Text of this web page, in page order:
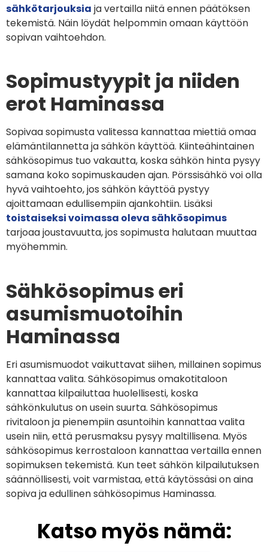
sähkötarjouksia ja vertailla niitä ennen päätöksen
tekemistä. Näin löydät helpommin omaan käyttöön
sopivan vaihtoehdon.
Sopimustyypit ja niiden
erot Haminassa
Sopivaa sopimusta valitessa kannattaa miettiä omaa
elämäntilannetta ja sähkön käyttöä. Kiinteähintainen
sähkösopimus tuo vakautta, koska sähkön hinta pysyy
samana koko sopimuskauden ajan. Pörssisähkö voi olla
hyvä vaihtoehto, jos sähkön käyttöä pystyy
ajoittamaan edullisempiin ajankohtiin. Lisäksi
toistaiseksi voimassa oleva sähkösopimus
tarjoaa joustavuutta, jos sopimusta halutaan muuttaa
myöhemmin.
Sähkösopimus eri
asumismuotoihin
Haminassa
Eri asumismuodot vaikuttavat siihen, millainen sopimus
kannattaa valita. Sähkösopimus omakotitaloon
kannattaa kilpailuttaa huolellisesti, koska
sähkönkulutus on usein suurta. Sähkösopimus
rivitaloon ja pienempiin asuntoihin kannattaa valita
usein niin, että perusmaksu pysyy maltillisena. Myös
sähkösopimus kerrostaloon kannattaa vertailla ennen
sopimuksen tekemistä. Kun teet sähkön kilpailutuksen
säännöllisesti, voit varmistaa, että käytössäsi on aina
sopiva ja edullinen sähkösopimus Haminassa.
Katso myös nämä: